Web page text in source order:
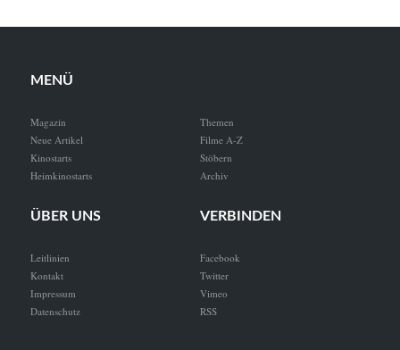
MENÜ
Magazin
Neue Artikel
Kinostarts
Heimkinostarts
Themen
Filme A-Z
Stöbern
Archiv
ÜBER UNS
Leitlinien
Kontakt
Impressum
Datenschutz
VERBINDEN
Facebook
Twitter
Vimeo
RSS